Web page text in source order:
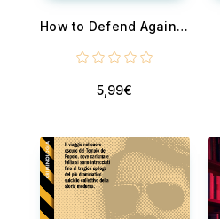
How to Defend Against Online Fraud : Stay Safe in the Digital World
5,99€